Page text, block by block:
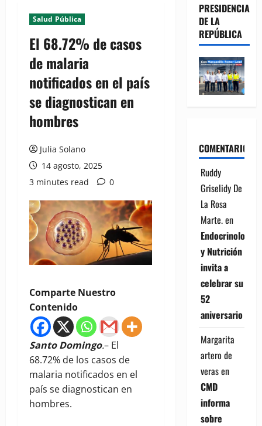
Salud Pública
El 68.72% de casos
de malaria
notificados en el país
se diagnostican en
hombres
Julia Solano
14 agosto, 2025
3 minutes read
0
Comparte Nuestro
Contenido
Santo Domingo.– El
68.72% de los casos de
malaria notificados en el
país se diagnostican en
hombres.
PRESIDENCIA
DE LA
REPÚBLICA
COMENTARIOS
Ruddy
Griselidy De
La Rosa
Marte.en
Endocrinología
y Nutrición
invita a
celebrar su
52
aniversario
Margarita
artero de
verasen
CMD
informa
sobre